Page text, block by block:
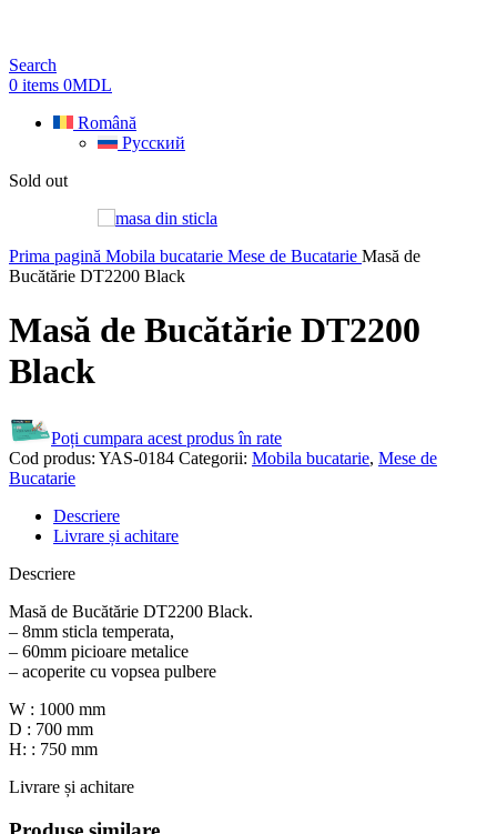
Search
0 items 0MDL
Română
Русский
Sold out
Prima pagină Mobila bucatarie Mese de Bucatarie Masă de
Bucătărie DT2200 Black
Masă de Bucătărie DT2200
Black
Poți cumpara acest produs în rate
Cod produs: YAS-0184 Categorii: Mobila bucatarie, Mese de
Bucatarie
Descriere
Livrare și achitare
Descriere
Masă de Bucătărie DT2200 Black.
– 8mm sticla temperata,
– 60mm picioare metalice
– acoperite cu vopsea pulbere
W : 1000 mm
D : 700 mm
H: : 750 mm
Livrare și achitare